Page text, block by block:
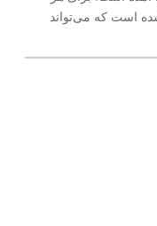
است که می‌تواند